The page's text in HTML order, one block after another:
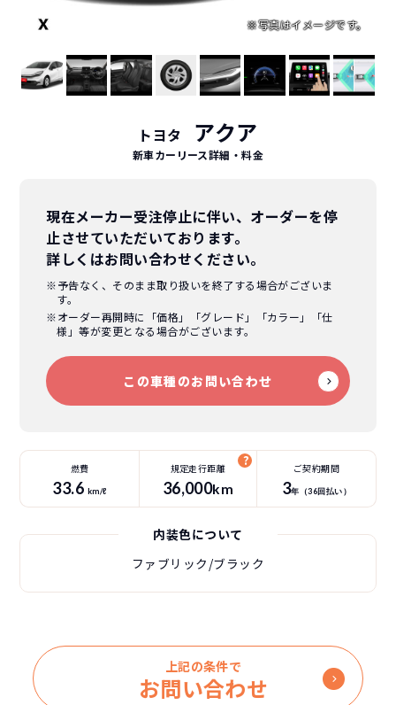
トヨタ アクア
新車カーリース詳細 ・料金
現在メーカー受注停止に伴い、オーダーを停
止させていただいております。
詳しくはお問い合わせください。
※予告なく、そのまま取り扱いを終了する場合がございま
す。
※オーダー再開時に「価格」「グレード」「カラー」「仕
様」等が変更となる場合がございます。
この車種のお問い合わせ
燃費
33.6 km/ℓ
規定走行距離
36,000km
ご契約期間
3年（36回払い）
内装色について
ファブリック/ブラック
上記の条件で
お問い合わせ